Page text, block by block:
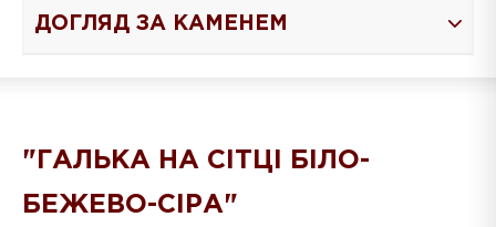
ДОГЛЯД ЗА КАМЕНЕМ
"ГАЛЬКА НА СІТЦІ БІЛО-
БЕЖЕВО-СІРА"